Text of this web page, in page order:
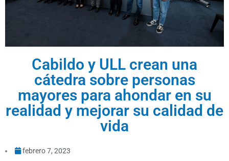
Cabildo y ULL crean una
cátedra sobre personas
mayores para ahondar en su
realidad y mejorar su calidad de
vida
febrero 7, 2023